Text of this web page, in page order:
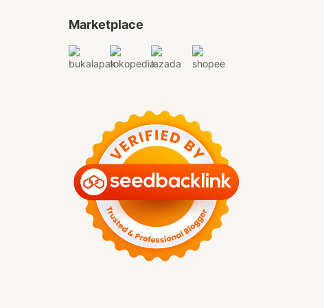
Marketplace